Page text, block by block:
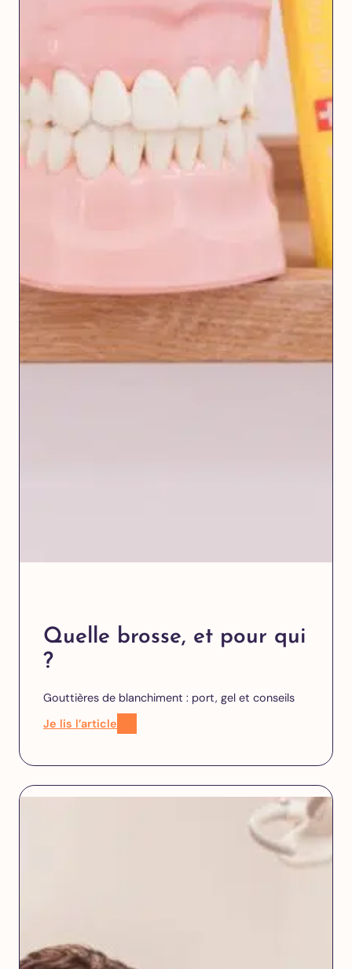
Quelle brosse, et pour qui
?
Gouttières de blanchiment : port, gel et conseils
Je lis l’article